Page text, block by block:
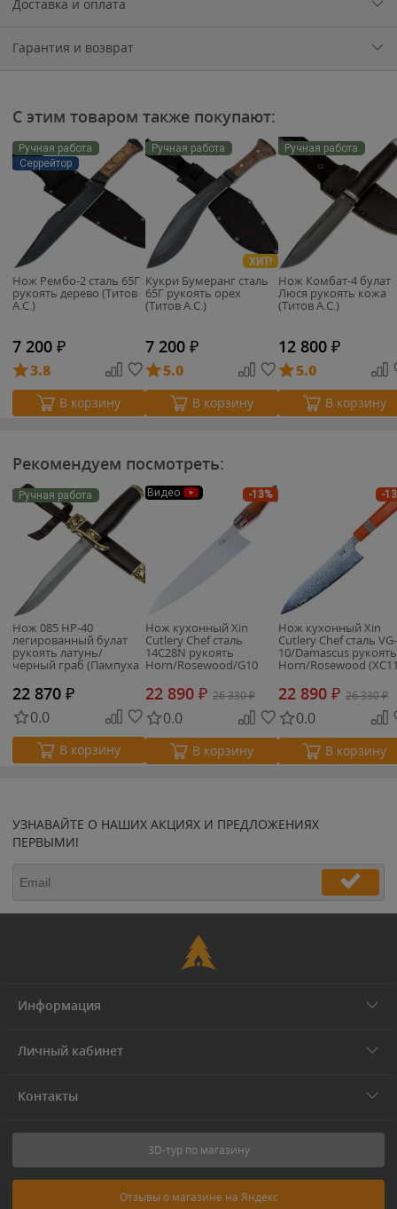
Доставка и оплата
Гарантия и возврат
С этим товаром также покупают:
Ручная работа
Серрейтор
Нож Рембо-2 сталь 65Г
рукоять дерево (Титов
А.С.)
7 200 ₽
3.8
В корзину
Ручная работа
ХИТ!
Кукри Бумеранг сталь
65Г рукоять орех
(Титов А.С.)
7 200 ₽
5.0
В корзину
Ручная работа
Нож Комбат-4 булат
Люся рукоять кожа
(Титов А.С.)
12 800 ₽
5.0
В корзину
Рекомендуем посмотреть:
Ручная работа
Нож 085 НР-40
легированный булат
рукоять латунь/
черный граб (Пампуха
И.Ю.)
22 870 ₽
0.0
В корзину
-13%
Видео
Нож кухонный Xin
Cutlery Chef сталь
14C28N рукоять
Horn/Rosewood/G10
22 890 ₽ 26 330₽
0.0
В корзину
-
Нож кухонный Xin
Cutlery Chef сталь VG-
10/Damascus рукоять
Horn/Rosewood
22 890 ₽ 26 330₽
0.0
В корзину
УЗНАВАЙТЕ О НАШИХ АКЦИЯХ И ПРЕДЛОЖЕНИЯХ
ПЕРВЫМИ!
Информация
Личный кабинет
Контакты
3D-тур по магазину
Отзывы о магазине на Яндекс